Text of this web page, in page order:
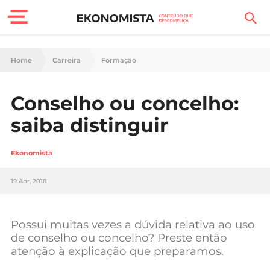
Finanças Pessoais
Carreira
Tecnologia
Negócios
Home Carreira Formação
Conselho ou concelho:
saiba distinguir
Ekonomista
19 Abr, 2018
Possui muitas vezes a dúvida relativa ao uso
de conselho ou concelho? Preste então
atenção à explicação que preparamos.